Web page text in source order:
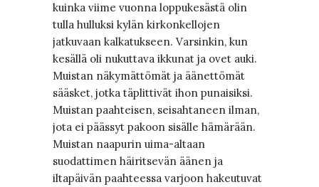
kuinka viime vuonna loppukesästä olin
tulla hulluksi kylän kirkonkellojen
jatkuvaan kalkatukseen. Varsinkin, kun
kesällä oli nukuttava ikkunat ja ovet auki.
Muistan näkymättömät ja äänettömät
sääsket, jotka täplittivät ihon punaisiksi.
Muistan paahteisen, seisahtaneen ilman,
jota ei päässyt pakoon sisälle hämärään.
Muistan naapurin uima-altaan
suodattimen häiritsevän äänen ja
iltapäivän paahteessa varjoon hakeutuvat